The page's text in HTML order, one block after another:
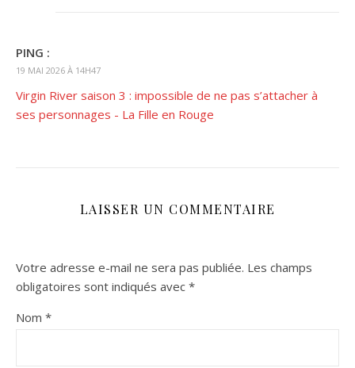
PING :
19 MAI 2026 À 14H47
Virgin River saison 3 : impossible de ne pas s’attacher à
ses personnages - La Fille en Rouge
LAISSER UN COMMENTAIRE
Votre adresse e-mail ne sera pas publiée. Les champs
obligatoires sont indiqués avec *
Nom *